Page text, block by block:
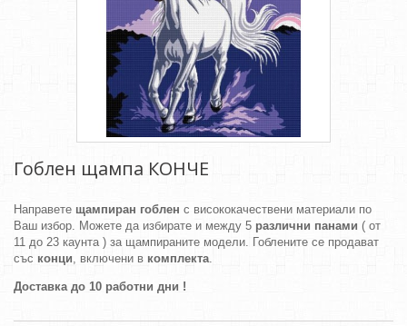
Гоблен щампа КОНЧЕ
Направете щампиран гоблен с висококачествени материали по
Ваш избор. Можете да избирате и между 5 различни панами ( от
11 до 23 каунта ) за щампираните модели. Гоблените се продават
със конци, включени в комплекта.
Доставка до 10 работни дни !